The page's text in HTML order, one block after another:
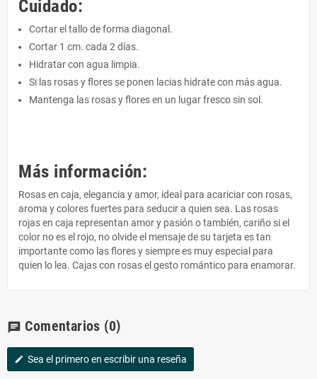
Cuidado:
Cortar el tallo de forma diagonal.
Cortar 1 cm. cada 2 días.
Hidratar con agua limpia.
Si las rosas y flores se ponen lacias hidrate con más agua.
Mantenga las rosas y flores en un lugar fresco sin sol.
Más información:
Rosas en caja, elegancia y amor, ideal para acariciar con rosas,
aroma y colores fuertes para seducir a quien sea. Las rosas
rojas en caja representan amor y pasión o también, cariño si el
color no es el rojo, no olvide el mensaje de su tarjeta es tan
importante como las flores y siempre es muy especial para
quien lo lea. Cajas con rosas el gesto romántico para enamorar.
chat Comentarios (0)
edit Sea el primero en escribir una reseña